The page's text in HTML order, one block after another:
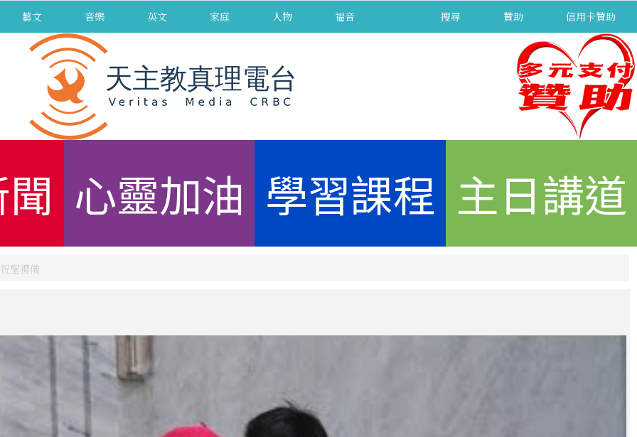
藝文 音樂 英文 家庭 人物 福音 搜尋 贊助 信用卡贊助
心靈加油 學習課程 主日講道
聖禮儀